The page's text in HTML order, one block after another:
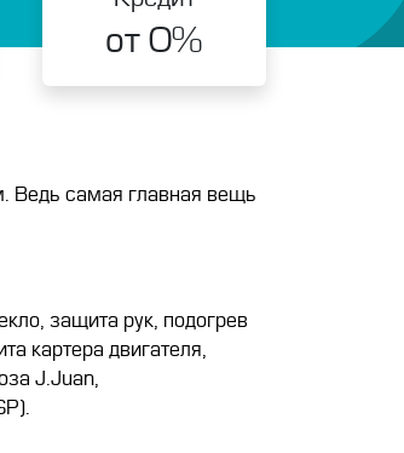
от 0%
Ведь самая главная вещь
защита рук, подогрев
картера двигателя,
J.Juan,